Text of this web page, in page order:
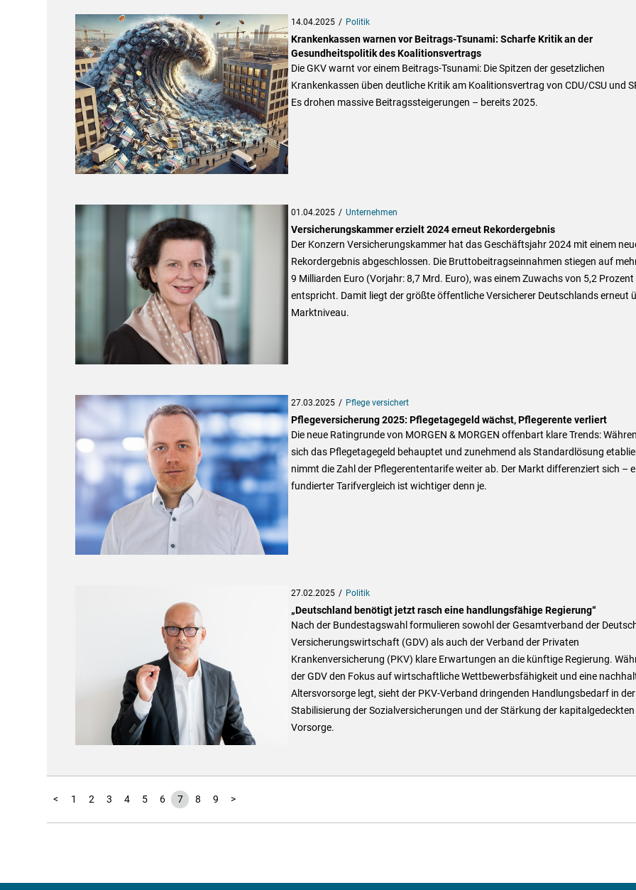
14.04.2025 Politik
Krankenkassen warnen vor Beitrags-Tsunami: Scharfe Kritik an der
Gesundheitspolitik des Koalitionsvertrags
Die GKV warnt vor einem Beitrags-Tsunami: Die Spitzen der gesetzlichen
Krankenkassen üben deutliche Kritik am Koalitionsvertrag von CDU/CSU und
Es drohen massive Beitragssteigerungen – bereits 2025.
01.04.2025 Unternehmen
Versicherungskammer erzielt 2024 erneut Rekordergebnis
Der Konzern Versicherungskammer hat das Geschäftsjahr 2024 mit einem
Rekordergebnis abgeschlossen. Die Bruttobeitragseinnahmen stiegen auf
9 Milliarden Euro (Vorjahr: 8,7 Mrd. Euro), was einem Zuwachs von 5,2 Prozent
entspricht. Damit liegt der größte öffentliche Versicherer Deutschlands erneut
Marktniveau.
27.03.2025 Pflege versichert
Pflegeversicherung 2025: Pflegetagegeld wächst, Pflegerente verliert
Die neue Ratingrunde von MORGEN & MORGEN offenbart klare Trends:
sich das Pflegetagegeld behauptet und zunehmend als Standardlösung
nimmt die Zahl der Pflegerententarife weiter ab. Der Markt differenziert sich –
fundierter Tarifvergleich ist wichtiger denn je.
27.02.2025 Politik
„Deutschland benötigt jetzt rasch eine handlungsfähige Regierung“
Nach der Bundestagswahl formulieren sowohl der Gesamtverband der
Versicherungswirtschaft (GDV) als auch der Verband der Privaten
Krankenversicherung (PKV) klare Erwartungen an die künftige Regierung.
der GDV den Fokus auf wirtschaftliche Wettbewerbsfähigkeit und eine
Altersvorsorge legt, sieht der PKV-Verband dringenden Handlungsbedarf in der
Stabilisierung der Sozialversicherungen und der Stärkung der kapitalgedeckten
Vorsorge.
< 1 2 3 4 5 6 7 8 9 >